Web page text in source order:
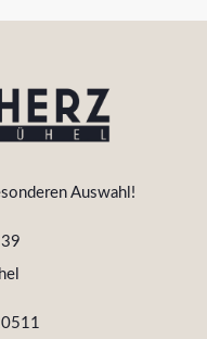
Auswahl!